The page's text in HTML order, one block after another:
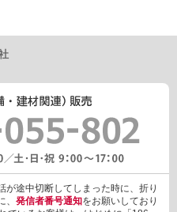
が途中切断してしまった時に、折り
発信者番号通知をお願いしており